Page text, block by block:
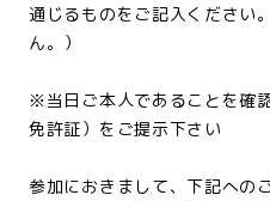
通じるものをご記入ください
ん。）
※当日ご本人であることを確
免許証）をご提示下さい
参加におきまして、下記への